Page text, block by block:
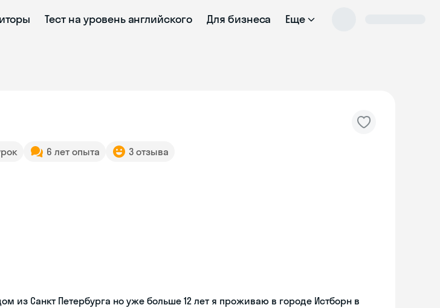
Тест на уровень английского Для бизнеса Еще
6 лет опыта 3 отзыва
из Санкт Петербурга но уже больше 12 лет я проживаю в городе Истборн в